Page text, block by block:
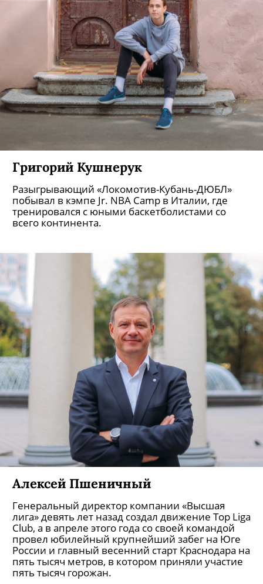
Григорий Кушнерук
Разыгрывающий «Локомотив-Кубань-ДЮБЛ»
побывал в кэмпе Jr. NBA Camp в Италии, где
тренировался с юными баскетболистами со
всего континента.
Алексей Пшеничный
Генеральный директор компании «Высшая
лига» девять лет назад создал движение Top Liga
Club, а в апреле этого года со своей командой
провел юбилейный крупнейший забег на Юге
России и главный весенний старт Краснодара на
пять тысяч метров, в котором приняли участие
пять тысяч горожан.